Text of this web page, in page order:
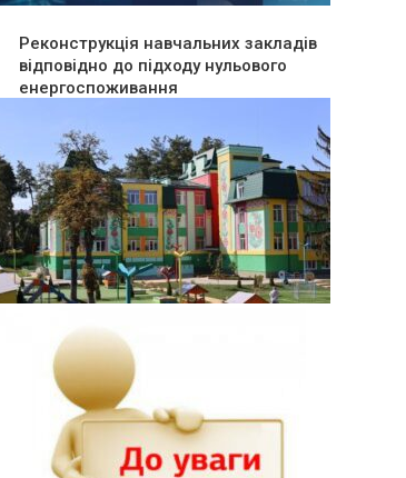
Реконструкція навчальних закладів
відповідно до підходу нульового
енергоспоживання